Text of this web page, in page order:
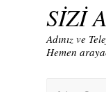
SİZİ
Adınız ve
Hemen